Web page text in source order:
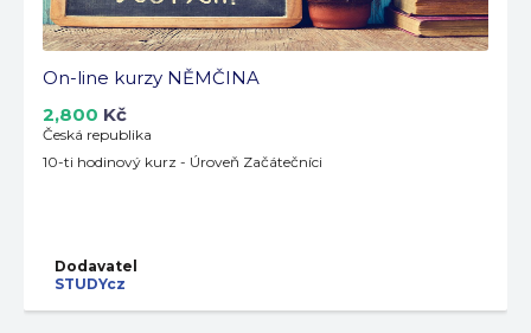
On-line kurzy NĚMČINA
2,800 Kč
Česká republika
10-ti hodinový kurz - Úroveň Začátečníci
Dodavatel
STUDYcz